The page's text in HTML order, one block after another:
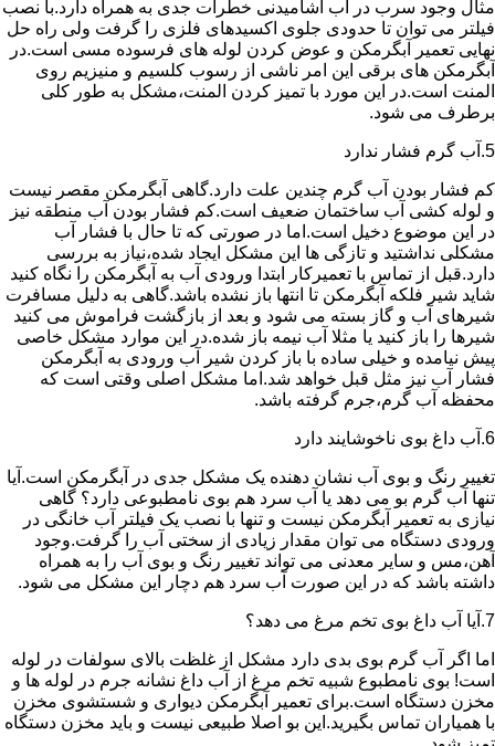
مثال وجود سرب در آب آشامیدنی خطرات جدی به همراه دارد.با نصب
فیلتر می توان تا حدودی جلوی اکسیدهای فلزی را گرفت ولی راه حل
نهایی تعمیر آبگرمکن و عوض کردن لوله های فرسوده مسی است.در
آبگرمکن های برقی این امر ناشی از رسوب کلسیم و منیزیم روی
المنت است.در این مورد با تمیز کردن المنت،مشکل به طور کلی
برطرف می شود.
5.آب گرم فشار ندارد
کم فشار بودن آب گرم چندین علت دارد.گاهی آبگرمکن مقصر نیست
و لوله کشی آب ساختمان ضعیف است.کم فشار بودن آب منطقه نیز
در این موضوع دخیل است.اما در صورتی که تا حال با فشار آب
مشکلی نداشتید و تازگی ها این مشکل ایجاد شده،نیاز به بررسی
دارد.قبل از تماس با تعمیرکار ابتدا ورودی آب به آبگرمکن را نگاه کنید
شاید شیر فلکه آبگرمکن تا انتها باز نشده باشد.گاهی به دلیل مسافرت
شیرهای آب و گاز بسته می شود و بعد از بازگشت فراموش می کنید
شیرها را باز کنید یا مثلا آب نیمه باز شده.در این موارد مشکل خاصی
پیش نیامده و خیلی ساده با باز کردن شیر آب ورودی به آبگرمکن
فشار آب نیز مثل قبل خواهد شد.اما مشکل اصلی وقتی است که
محفظه آب گرم،جرم گرفته باشد.
6.آب داغ بوی ناخوشایند دارد
تغییر رنگ و بوی آب نشان دهنده یک مشکل جدی در آبگرمکن است.آیا
تنها آب گرم بو می دهد یا آب سرد هم بوی نامطبوعی دارد؟ گاهی
نیازی به تعمیر آبگرمکن نیست و تنها با نصب یک فیلتر آب خانگی در
ورودی دستگاه می توان مقدار زیادی از سختی آب را گرفت.وجود
آهن،مس و سایر معدنی می تواند تغییر رنگ و بوی آب را به همراه
داشته باشد که در این صورت آب سرد هم دچار این مشکل می شود.
7.آیا آب داغ بوی تخم مرغ می دهد؟
اما اگر آب گرم بوی بدی دارد مشکل از غلظت بالای سولفات در لوله
است! بوی نامطبوع شبیه تخم مرغ از آب داغ نشانه جرم در لوله ها و
مخزن دستگاه است.برای تعمیر آبگرمکن دیواری و شستشوی مخزن
با همیاران تماس بگیرید.این بو اصلا طبیعی نیست و باید مخزن دستگاه